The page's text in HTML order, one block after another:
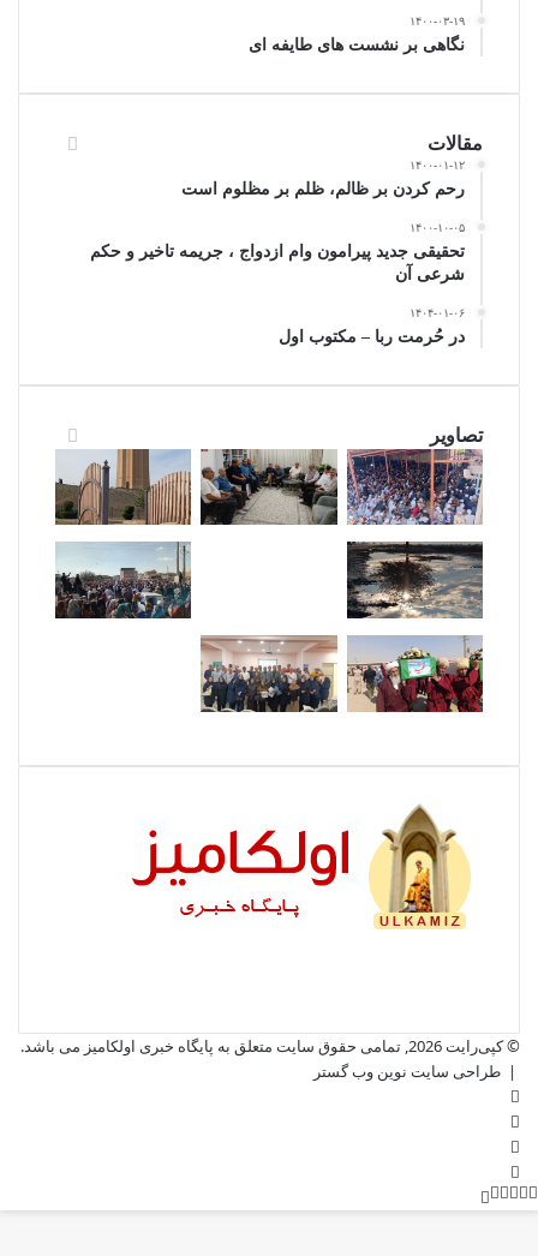
۱۴۰۰-۰۳-۱۹
نگاهی بر نشست های طایفه ای
مقالات
۱۴۰۰-۰۱-۱۲
رحم کردن بر ظالم، ظلم بر مظلوم است
۱۴۰۰-۱۰-۰۵
تحقیقی جدید پیرامون وام ازدواج ، جریمه تاخیر و حکم
شرعی آن
۱۴۰۴-۰۱-۰۶
در حُرمت ربا – مکتوب اول
تصاویر
© کپی‌رایت 2026, تمامی حقوق سایت متعلق به پایگاه خبری اولکامیز می باشد.
| طراحی سایت نوین وب گستر
فیس
X
واتس
تلگرام
وایبر